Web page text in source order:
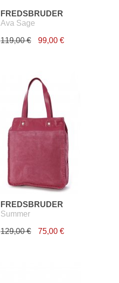
FREDSBRUDER
Ava Sage
119,00 € 99,00 €
FREDSBRUDER
Summer
129,00 € 75,00 €